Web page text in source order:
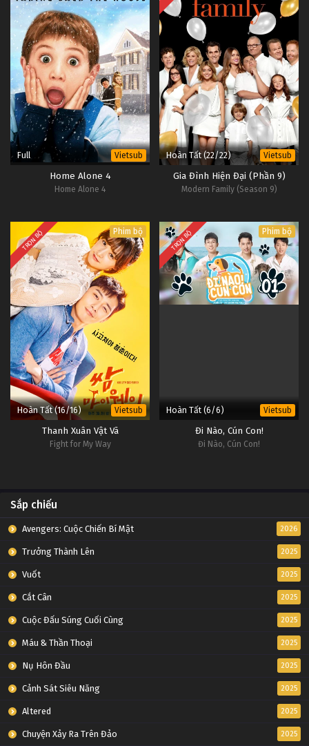
Full Vietsub
Home Alone 4
Home Alone 4
Hoàn Tất (22/22) Vietsub
Gia Đình Hiện Đại (Phần 9)
Modern Family (Season 9)
TRỌN BỘ Phim bộ
Hoàn Tất (16/16) Vietsub
Thanh Xuân Vật Vã
Fight for My Way
TRỌN BỘ Phim bộ
Hoàn Tất (6/6) Vietsub
Đi Nào, Cún Con!
Đi Nào, Cún Con!
Sắp chiếu
Avengers: Cuộc Chiến Bí Mật 2026
Trưởng Thành Lên 2025
Vuốt 2025
Cắt Cân 2025
Cuộc Đấu Súng Cuối Cùng 2025
Máu & Thần Thoại 2025
Nụ Hôn Đầu 2025
Cảnh Sát Siêu Năng 2025
Altered 2025
Chuyện Xảy Ra Trên Đảo 2025